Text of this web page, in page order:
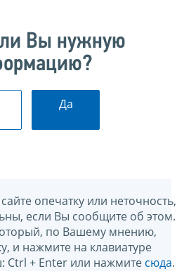
Вы нужную
Да
опечатку или неточность,
если Вы сообщите об этом.
по Вашему мнению,
и нажмите на клавиатуре
Ctrl + Enter или нажмите сюда.